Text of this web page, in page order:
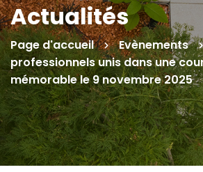
Actualités
Page d'accueil Evènements
professionnels unis dans une
mémorable le 9 novembre 2025